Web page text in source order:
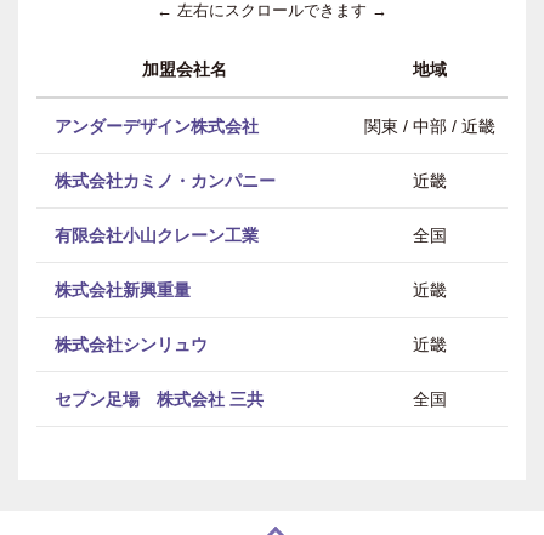
← 左右にスクロールできます →
加盟会社名 地域
アンダーデザイン株式会社 関東 / 中部 / 近畿
株式会社カミノ・カンパニー 近畿
有限会社小山クレーン工業 全国
株式会社新興重量 近畿
株式会社シンリュウ 近畿
セブン足場 株式会社 三共 全国